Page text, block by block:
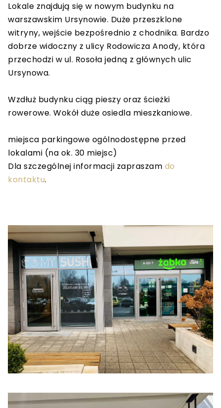
Lokale znajdują się w nowym budynku na
warszawskim Ursynowie. Duże przeszklone
witryny, wejście bezpośrednio z chodnika. Bardzo
dobrze widoczny z ulicy Rodowicza Anody, która
przechodzi w ul. Rosoła jedną z głównych ulic
Ursynowa.
Wzdłuż budynku ciąg pieszy oraz ścieżki
rowerowe. Wokół duże osiedla mieszkaniowe.
miejsca parkingowe ogólnodostępne przed
lokalami (na ok. 30 miejsc)
Dla szczególnej informacji zapraszam do
kontaktu.